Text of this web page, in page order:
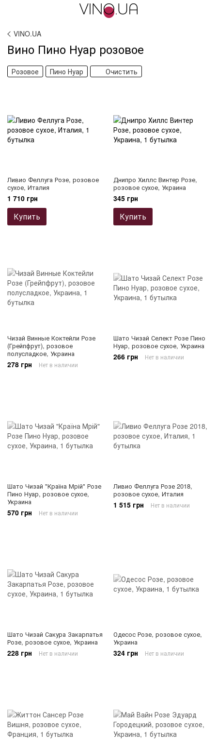
VINO.UA
Вино Пино Нуар розовое
Розовое Пино Нуар Очистить
Ливио Феллуга Розе, розовое
сухое, Италия
1 710 грн
Купить
Днипро Хиллс Винтер Розе,
розовое сухое, Украина
345 грн
Купить
Чизай Винные Коктейли Розе
(Грейпфрут), розовое
полусладкое, Украина
278 грн Нет в наличии
Шато Чизай Селект Розе Пино
Нуар, розовое сухое, Украина
266 грн Нет в наличии
Шато Чизай "Країна Мрій" Розе
Пино Нуар, розовое сухое,
Украина
570 грн Нет в наличии
Ливио Феллуга Розе 2018,
розовое сухое, Италия
1 515 грн Нет в наличии
Шато Чизай Сакура Закарпатья
Розе, розовое сухое, Украина
228 грн Нет в наличии
Одесос Розе, розовое сухое,
Украина
324 грн Нет в наличии